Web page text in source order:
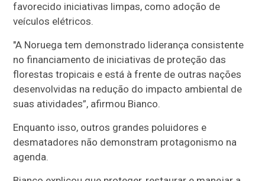
favorecido iniciativas limpas, como adoção de
veículos elétricos.
"A Noruega tem demonstrado liderança consistente
no financiamento de iniciativas de proteção das
florestas tropicais e está à frente de outras nações
desenvolvidas na redução do impacto ambiental de
suas atividades”, afirmou Bianco.
Enquanto isso, outros grandes poluidores e
desmatadores não demonstram protagonismo na
agenda.